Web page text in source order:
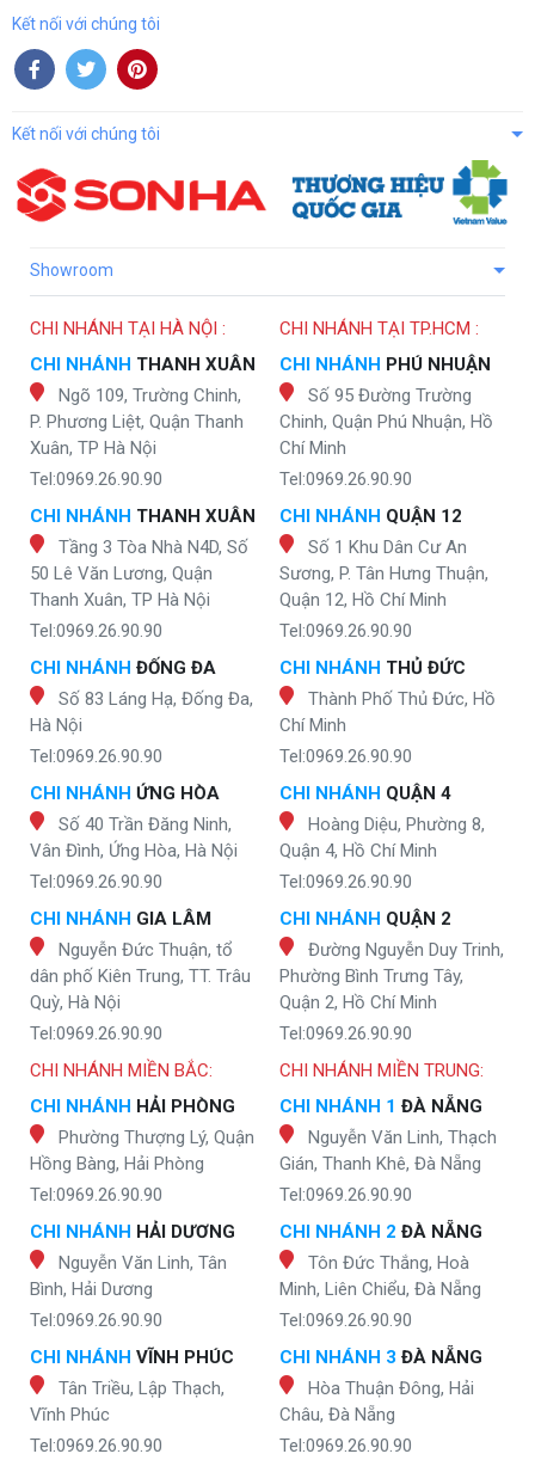
Kết nối với chúng tôi
Kết nối với chúng tôi
Showroom
CHI NHÁNH TẠI HÀ NỘI :
CHI NHÁNH THANH XUÂN
Ngõ 109, Trường Chinh,
P. Phương Liệt, Quận Thanh
Xuân, TP Hà Nội
Tel:0969.26.90.90
CHI NHÁNH THANH XUÂN
Tầng 3 Tòa Nhà N4D, Số
50 Lê Văn Lương, Quận
Thanh Xuân, TP Hà Nội
Tel:0969.26.90.90
CHI NHÁNH ĐỐNG ĐA
Số 83 Láng Hạ, Đống Đa,
Hà Nội
Tel:0969.26.90.90
CHI NHÁNH ỨNG HÒA
Số 40 Trần Đăng Ninh,
Vân Đình, Ứng Hòa, Hà Nội
Tel:0969.26.90.90
CHI NHÁNH GIA LÂM
Nguyễn Đức Thuận, tổ
dân phố Kiên Trung, TT. Trâu
Quỳ, Hà Nội
Tel:0969.26.90.90
CHI NHÁNH TẠI TP.HCM :
CHI NHÁNH PHÚ NHUẬN
Số 95 Đường Trường
Chinh, Quận Phú Nhuận, Hồ
Chí Minh
Tel:0969.26.90.90
CHI NHÁNH QUẬN 12
Số 1 Khu Dân Cư An
Sương, P. Tân Hưng Thuận,
Quận 12, Hồ Chí Minh
Tel:0969.26.90.90
CHI NHÁNH THỦ ĐỨC
Thành Phố Thủ Đức, Hồ
Chí Minh
Tel:0969.26.90.90
CHI NHÁNH QUẬN 4
Hoàng Diệu, Phường 8,
Quận 4, Hồ Chí Minh
Tel:0969.26.90.90
CHI NHÁNH QUẬN 2
Đường Nguyễn Duy Trinh,
Phường Bình Trưng Tây,
Quận 2, Hồ Chí Minh
Tel:0969.26.90.90
CHI NHÁNH MIỀN BẮC:
CHI NHÁNH HẢI PHÒNG
Phường Thượng Lý, Quận
Hồng Bàng, Hải Phòng
Tel:0969.26.90.90
CHI NHÁNH HẢI DƯƠNG
Nguyễn Văn Linh, Tân
Bình, Hải Dương
Tel:0969.26.90.90
CHI NHÁNH VĨNH PHÚC
Tân Triều, Lập Thạch,
Vĩnh Phúc
Tel:0969.26.90.90
CHI NHÁNH MIỀN TRUNG:
CHI NHÁNH 1 ĐÀ NẴNG
Nguyễn Văn Linh, Thạch
Gián, Thanh Khê, Đà Nẵng
Tel:0969.26.90.90
CHI NHÁNH 2 ĐÀ NẴNG
Tôn Đức Thắng, Hoà
Minh, Liên Chiểu, Đà Nẵng
Tel:0969.26.90.90
CHI NHÁNH 3 ĐÀ NẴNG
Hòa Thuận Đông, Hải
Châu, Đà Nẵng
Tel:0969.26.90.90